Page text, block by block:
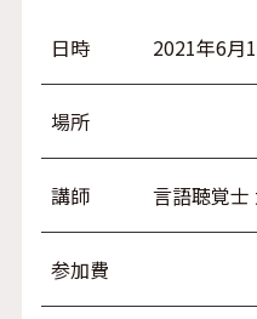
日時 2021年6月
場所
講師 言語聴覚士
参加費